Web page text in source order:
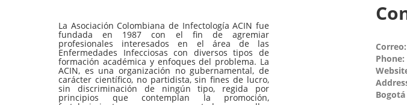
La Asociación Colombiana de Infectología ACIN fue
fundada en 1987 con el fin de agremiar
profesionales interesados en el área de las
Enfermedades Infecciosas con diversos tipos de
formación académica y enfoques del problema. La
ACIN, es una organización no gubernamental, de
carácter científico, no partidista, sin fines de lucro,
sin discriminación de ningún tipo, regida por
principios que contemplan la promoción,
Correo:
Phone: